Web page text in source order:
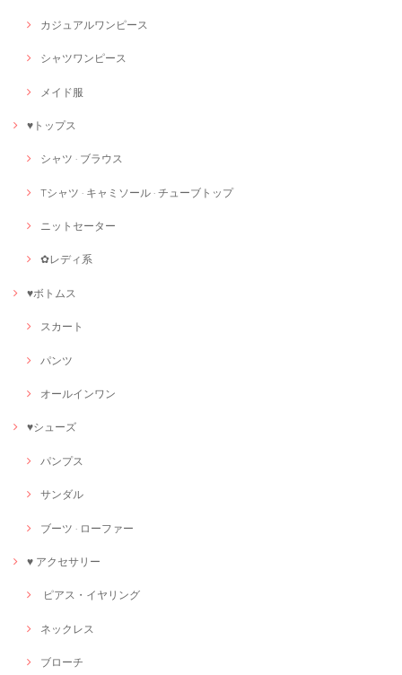
カジュアルワンピース
シャツワンピース
メイド服
♥トップス
シャツ · ブラウス
Tシャツ · キャミソール · チューブトップ
ニットセーター
✿レディ系
♥ボトムス
スカート
パンツ
オールインワン
♥シューズ
パンプス
サンダル
ブーツ · ローファー
♥ アクセサリー
ピアス・イヤリング
ネックレス
ブローチ